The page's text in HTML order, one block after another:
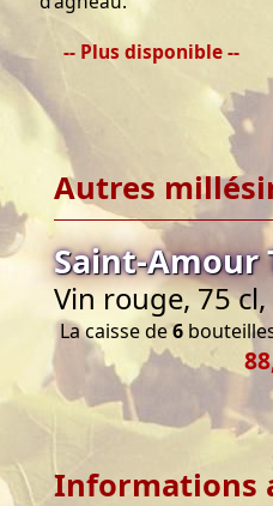
-- Plus disponible --
Autres
Saint-Amour
Vin rouge, 75
La caisse de6
Informations